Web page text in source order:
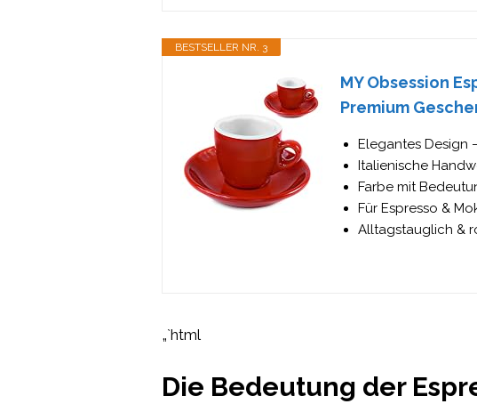
BESTSELLER NR. 3
MY Obsession
Premium
Elegantes Design
Italienische
Farbe mit
Für Espresso &
Alltagstauglich &
„`html
Die Bedeutung der